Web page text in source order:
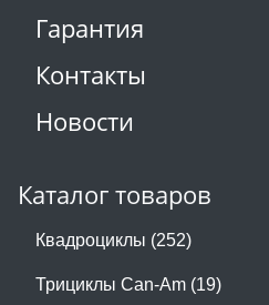
Гарантия
Контакты
Новости
Каталог товаров
Квадроциклы (252)
Трициклы Can-Am (19)